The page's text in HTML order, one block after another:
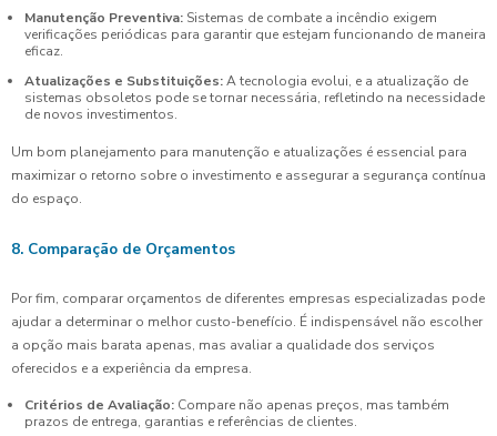
Manutenção Preventiva: Sistemas de combate a incêndio exigem
verificações periódicas para garantir que estejam funcionando de maneira
eficaz.
Atualizações e Substituições:A tecnologia evolui, e a atualização de
sistemas obsoletos pode se tornar necessária, refletindo na necessidade
de novos investimentos.
Um bom planejamento para manutenção e atualizações é essencial para
maximizar o retorno sobre o investimento e assegurar a segurança contínua
do espaço.
8. Comparação de Orçamentos
Por fim, comparar orçamentos de diferentes empresas especializadas pode
ajudar a determinar o melhor custo-benefício. É indispensável não escolher
a opção mais barata apenas, mas avaliar a qualidade dos serviços
oferecidos e a experiência da empresa.
Critérios de Avaliação: Compare não apenas preços, mas também
prazos de entrega, garantias e referências de clientes.